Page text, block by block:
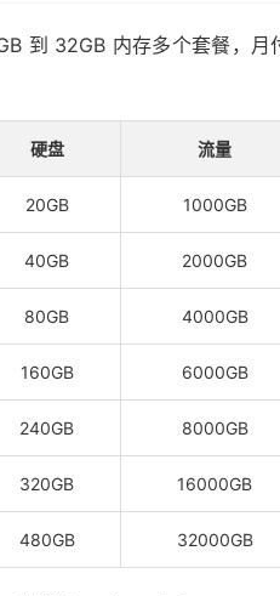
到 32GB 内存多个套餐，
硬盘 流量
20GB 1000GB
40GB 2000GB
80GB 4000GB
160GB 6000GB
240GB 8000GB
320GB 16000GB
480GB 32000GB